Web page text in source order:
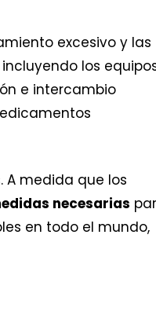
excesivo y las
los
e intercambio
A medida que los
necesarias
en todo el mundo,